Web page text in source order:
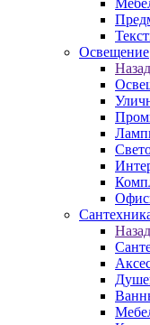
Освещение
Назад
Назад